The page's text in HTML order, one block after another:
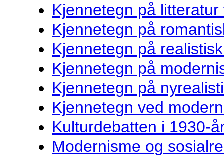
Kjennetegn på
Kjennetegn på
Kjennetegn på
Kjennetegn på
Kjennetegn på
Kjennetegn ved
Kulturdebatten i 1930-
Modernisme og